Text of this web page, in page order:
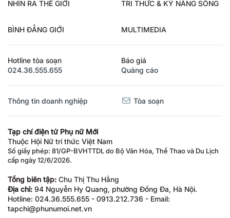
NHÌN RA THẾ GIỚI TRI THỨC & KỸ NĂNG SỐNG
BÌNH ĐẲNG GIỚI MULTIMEDIA
Hotline tòa soạn
024.36.555.655
Báo giá
Quảng cáo
Thông tin doanh nghiệp Tòa soạn
Tạp chí điện tử Phụ nữ Mới
Thuộc Hội Nữ trí thức Việt Nam
Số giấy phép: 81/GP-BVHTTDL do Bộ Văn Hóa, Thể Thao và Du Lịch
cấp ngày 12/6/2026.
Tổng biên tập: Chu Thị Thu Hằng
Địa chỉ: 94 Nguyễn Hy Quang, phường Đống Đa, Hà Nội.
Hotline: 024.36.555.655 - 0913.212.736 - Email:
tapchi@phunumoi.net.vn